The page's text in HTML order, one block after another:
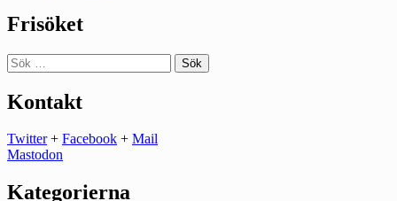
Frisöket
Sök
efter:
Kontakt
Twitter+ Facebook + Mail
Mastodon
Kategorierna